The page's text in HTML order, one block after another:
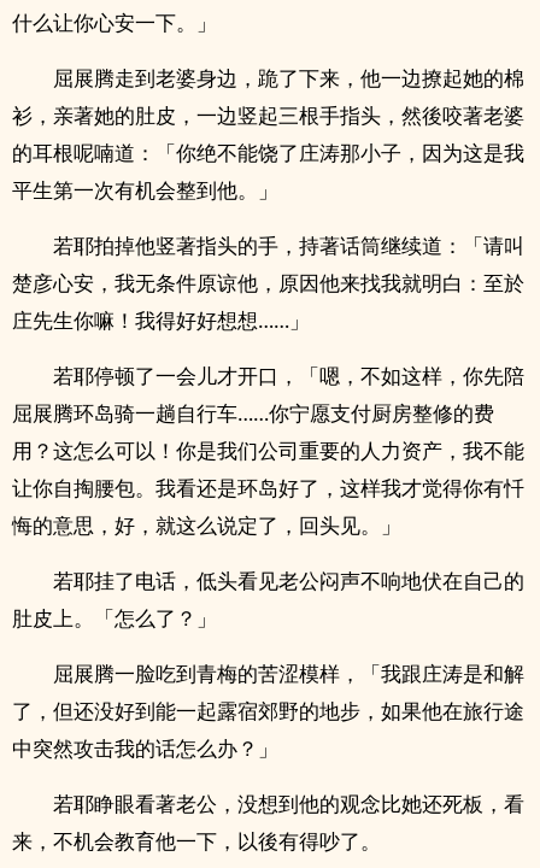
什么让你心安一下。」
屈展腾走到老婆身边，跪了下来，他一边撩起她的棉
衫，亲著她的肚皮，一边竖起三根手指头，然後咬著老婆
的耳根呢喃道：「你绝不能饶了庄涛那小子，因为这是我
平生第一次有机会整到他。」
若耶拍掉他竖著指头的手，持著话筒继续道：「请叫
楚彦心安，我无条件原谅他，原因他来找我就明白：至於
庄先生你嘛！我得好好想想……」
若耶停顿了一会儿才开口，「嗯，不如这样，你先陪
屈展腾环岛骑一趟自行车……你宁愿支付厨房整修的费
用？这怎么可以！你是我们公司重要的人力资产，我不能
让你自掏腰包。我看还是环岛好了，这样我才觉得你有忏
悔的意思，好，就这么说定了，回头见。」
若耶挂了电话，低头看见老公闷声不响地伏在自己的
肚皮上。「怎么了？」
屈展腾一脸吃到青梅的苦涩模样，「我跟庄涛是和解
了，但还没好到能一起露宿郊野的地步，如果他在旅行途
中突然攻击我的话怎么办？」
若耶睁眼看著老公，没想到他的观念比她还死板，看
来，不机会教育他一下，以後有得吵了。